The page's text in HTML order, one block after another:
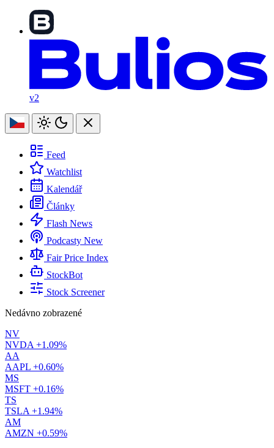
v2
Feed
Watchlist
Kalendář
Články
Flash News
Podcasty New
Fair Price Index
StockBot
Stock Screener
Nedávno zobrazené
NV
NVDA +1.09%
AA
AAPL +0.60%
MS
MSFT +0.16%
TS
TSLA +1.94%
AM
AMZN +0.59%